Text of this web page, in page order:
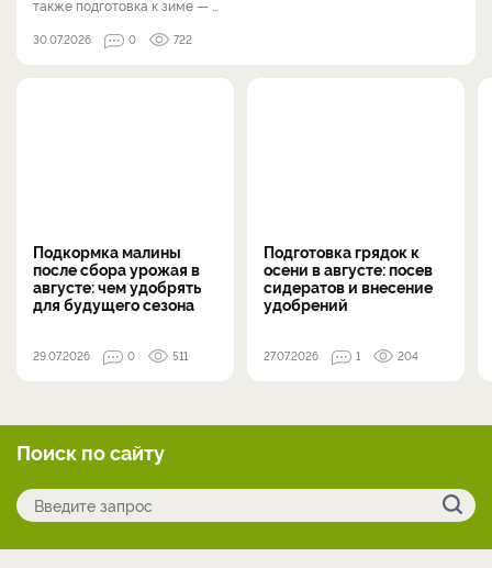
также подготовка к зиме — ...
30.07.2026 0 722
Подкормка малины
после сбора урожая в
августе: чем удобрять
для будущего сезона
29.07.2026 0 511
Подготовка грядок к
осени в августе: посев
сидератов и внесение
удобрений
27.07.2026 1 204
Поиск по сайту